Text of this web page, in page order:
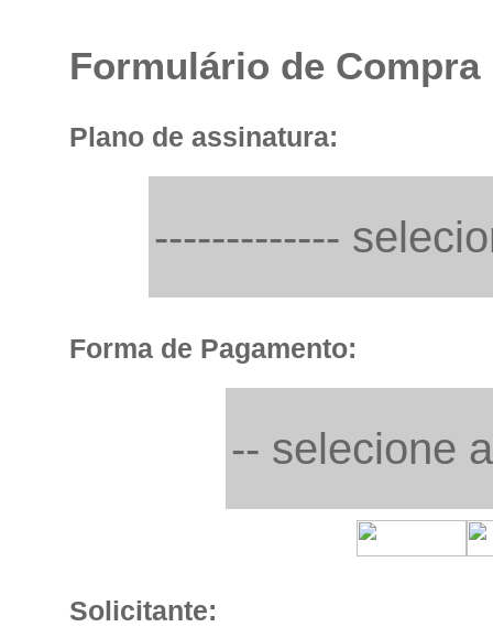
Formulário de Compra
Plano de assinatura:
Forma de Pagamento:
Solicitante: